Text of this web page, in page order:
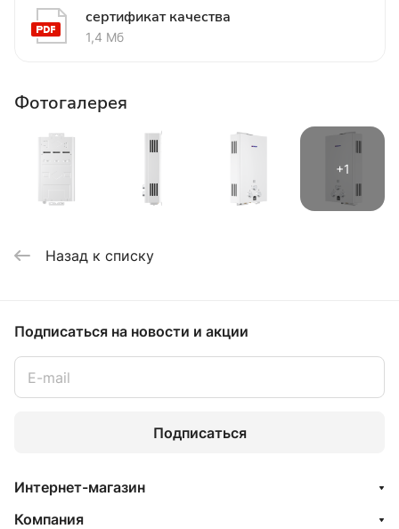
сертификат качества
1,4 Мб
Фотогалерея
Назад к списку
Подписаться на новости и акции
Подписаться
Интернет-магазин
Компания